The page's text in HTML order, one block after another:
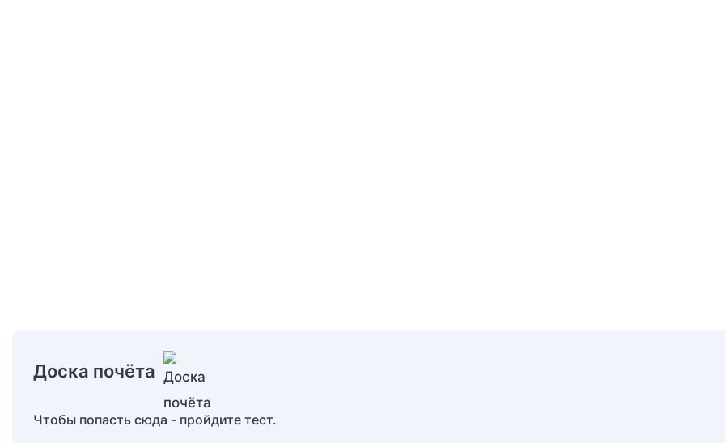
Доска почёта
Чтобы попасть сюда - пройдите тест.